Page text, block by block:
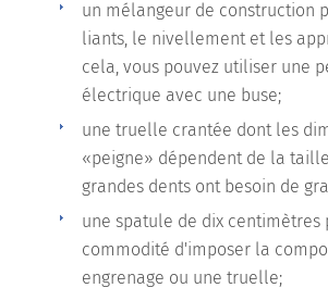
un mélangeur de construction
liants, le nivellement et les
cela, vous pouvez utiliser une
électrique avec une buse;
une truelle crantée dont les
«peigne» dépendent de la
grandes dents ont besoin de
une spatule de dix centimètres
commodité d'imposer la
engrenage ou une truelle;